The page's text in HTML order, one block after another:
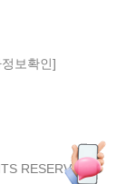
보확인]
RESERVED.